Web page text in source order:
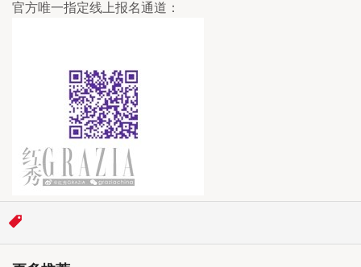
官方唯一指定线上报名通道：